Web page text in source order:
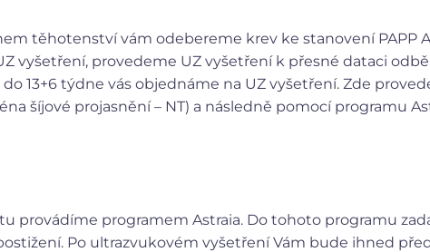
těhotenství vám odebereme krev ke stanovení PAPP
vyšetření, provedeme UZ vyšetření k přesné dataci
13+6 týdne vás objednáme na UZ vyšetření. Zde
šíjové projasnění – NT) a následně pomocí programu
provádíme programem Astraia. Do tohoto programu
Po ultrazvukovém vyšetření Vám bude ihned